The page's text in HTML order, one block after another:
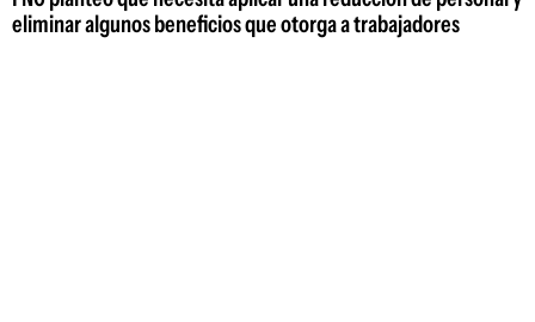
eliminar algunos beneficios que otorga a trabajadores